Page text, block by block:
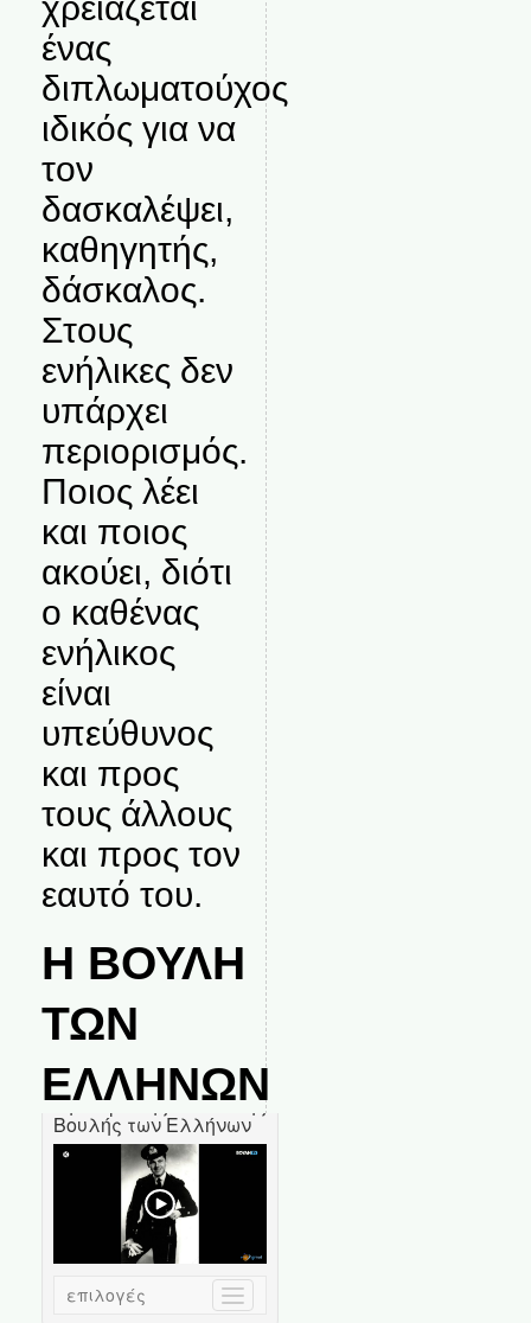
ένας
διπλωματούχος
ιδικός για να
τον
δασκαλέψει,
καθηγητής,
δάσκαλος.
Στους
ενήλικες δεν
υπάρχει
περιορισμός.
Ποιος λέει
και ποιος
ακούει, διότι
ο καθένας
ενήλικος
είναι
υπεύθυνος
και προς
τους άλλους
και προς τον
εαυτό του.
Η ΒΟΥΛΗ
ΤΩΝ
ΕΛΛΗΝΩΝ